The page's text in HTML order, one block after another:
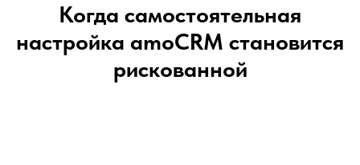
Когда самостоятельная
настройка amoCRM становится
рискованной